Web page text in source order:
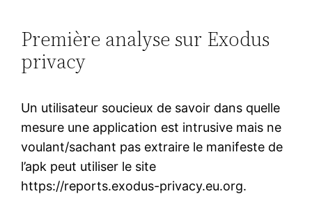
Première analyse sur Exodus
privacy
Un utilisateur soucieux de savoir dans quelle
mesure une application est intrusive mais ne
voulant/sachant pas extraire le manifeste de
l’apk peut utiliser le site
https://reports.exodus-privacy.eu.org.